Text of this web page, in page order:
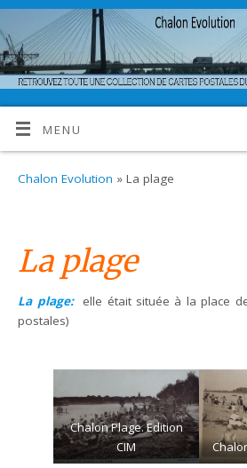
MENU
Chalon Evolution » La plage
La plage
La plage:
elle était située à la place
postales)
Chalon Plage. Edition
CIM